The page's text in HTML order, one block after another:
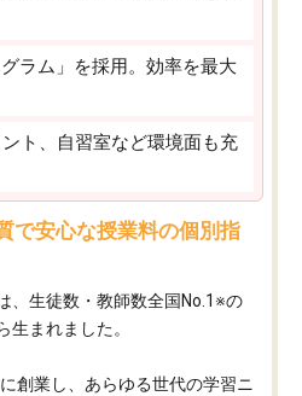
ラム」を採用。効率を最大
ト、自習室など環境面も充
で安心な授業料の個別指
、生徒数・教師数全国No.1※の
生まれました。
創業し、あらゆる世代の学習ニ